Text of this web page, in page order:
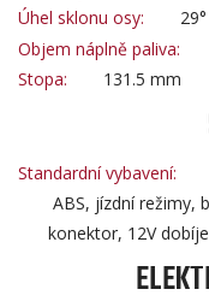
Úhel sklonu osy:
29°
Objem náplně paliva:
Stopa:
131.5 mm
Standardní vybavení:
ABS, jízdní režimy,
konektor, 12V